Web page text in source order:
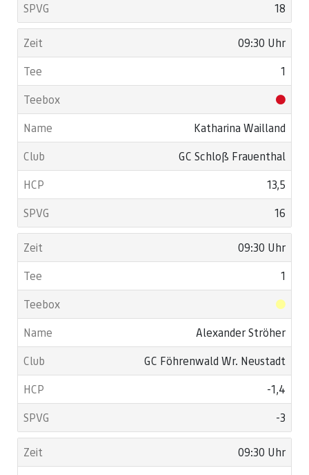
18
09:30 Uhr
1
Katharina Wailland
GC Schloß Frauenthal
13,5
16
09:30 Uhr
1
Alexander Ströher
GC Föhrenwald Wr. Neustadt
-1,4
-3
09:30 Uhr